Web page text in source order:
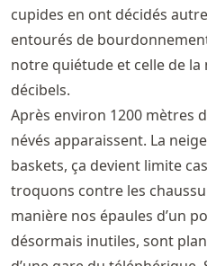
cupides en ont décidés
entourés de
notre quiétude et celle de la
décibels.
Après environ 1200 mètres
névés apparaissent. La
baskets, ça devient limite
troquons contre les
manière nos épaules d’un
désormais inutiles, sont